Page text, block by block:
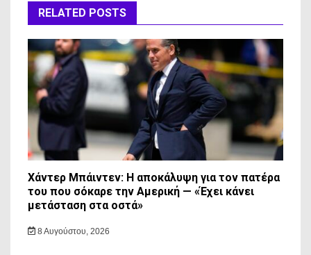
RELATED POSTS
Χάντερ Μπάιντεν: Η αποκάλυψη για τον πατέρα
του που σόκαρε την Αμερική — «Έχει κάνει
μετάσταση στα οστά»
8 Αυγούστου, 2026